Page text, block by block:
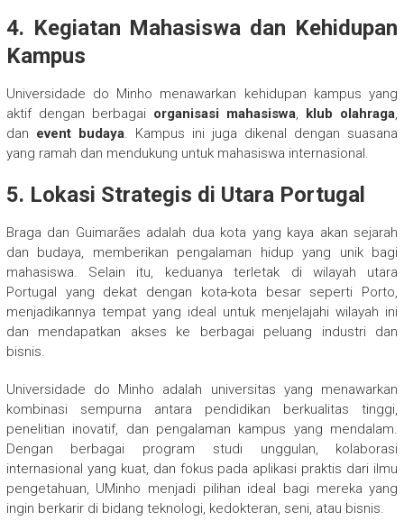
4. Kegiatan Mahasiswa dan Kehidupan
Kampus
Universidade do Minho menawarkan kehidupan kampus yang
aktif dengan berbagai organisasi mahasiswa, klub olahraga,
dan event budaya. Kampus ini juga dikenal dengan suasana
yang ramah dan mendukung untuk mahasiswa internasional.
5. Lokasi Strategis di Utara Portugal
Braga dan Guimarães adalah dua kota yang kaya akan sejarah
dan budaya, memberikan pengalaman hidup yang unik bagi
mahasiswa. Selain itu, keduanya terletak di wilayah utara
Portugal yang dekat dengan kota-kota besar seperti Porto,
menjadikannya tempat yang ideal untuk menjelajahi wilayah ini
dan mendapatkan akses ke berbagai peluang industri dan
bisnis.
Universidade do Minho adalah universitas yang menawarkan
kombinasi sempurna antara pendidikan berkualitas tinggi,
penelitian inovatif, dan pengalaman kampus yang mendalam.
Dengan berbagai program studi unggulan, kolaborasi
internasional yang kuat, dan fokus pada aplikasi praktis dari ilmu
pengetahuan, UMinho menjadi pilihan ideal bagi mereka yang
ingin berkarir di bidang teknologi, kedokteran, seni, atau bisnis.